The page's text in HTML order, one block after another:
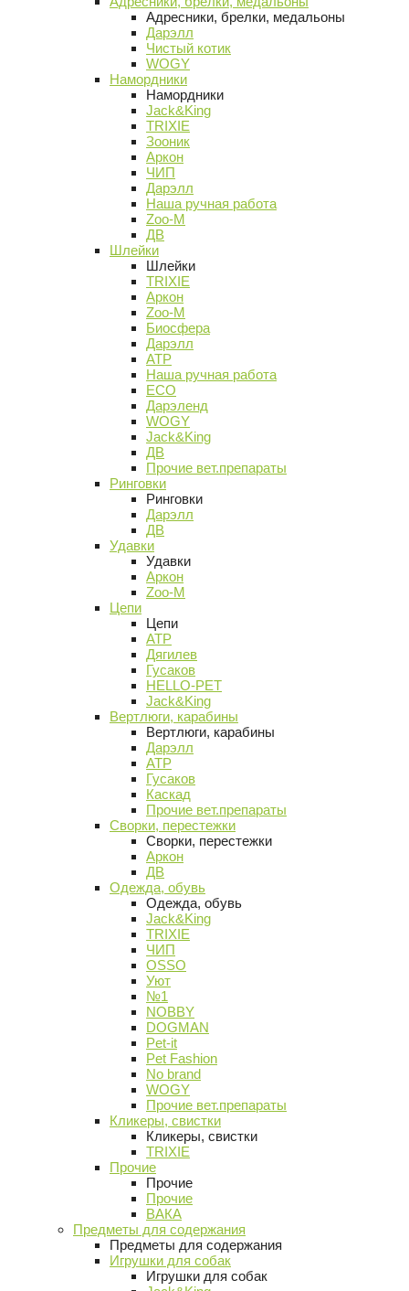
Адресники, брелки, медальоны
Дарэлл
Чистый котик
WOGY
Намордники
Намордники
Jack&King
TRIXIE
Зооник
Аркон
ЧИП
Дарэлл
Наша ручная работа
Zoo-M
ДВ
Шлейки
Шлейки
TRIXIE
Аркон
Zoo-M
Биосфера
Дарэлл
АТР
Наша ручная работа
ECO
Дарэленд
WOGY
Jack&King
ДВ
Прочие вет.препараты
Ринговки
Ринговки
Дарэлл
ДВ
Удавки
Удавки
Аркон
Zoo-M
Цепи
Цепи
АТР
Дягилев
Гусаков
HELLO-PET
Jack&King
Вертлюги, карабины
Вертлюги, карабины
Дарэлл
АТР
Гусаков
Каскад
Прочие вет.препараты
Сворки, перестежки
Сворки, перестежки
Аркон
ДВ
Одежда, обувь
Одежда, обувь
Jack&King
TRIXIE
ЧИП
OSSO
Уют
№1
NOBBY
DOGMAN
Pet-it
Pet Fashion
No brand
WOGY
Прочие вет.препараты
Кликеры, свистки
Кликеры, свистки
TRIXIE
Прочие
Прочие
Прочие
ВАКА
Предметы для содержания
Предметы для содержания
Игрушки для собак
Игрушки для собак